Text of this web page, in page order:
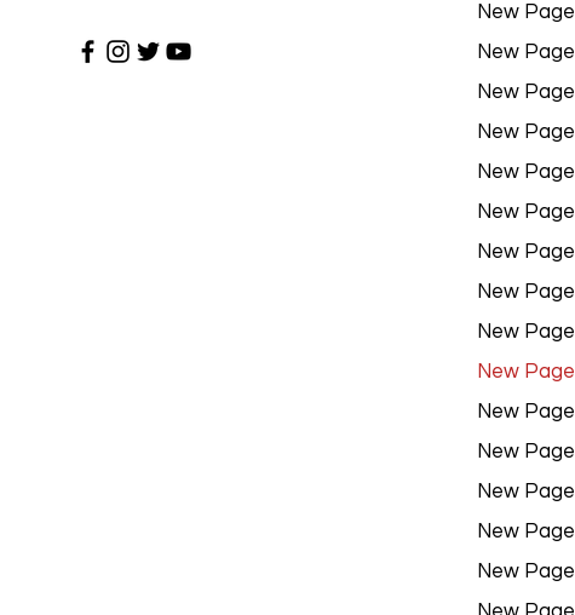
New Page
New Page
New Page
New Page
New Page
New Page
New Page
New Page
New Page
New Page
New Page
New Page
New Page
New Page
New Page